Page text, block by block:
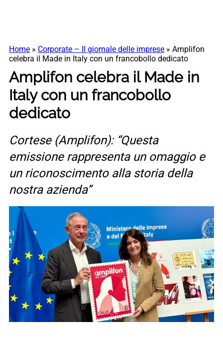
Home » Corporate – Il giornale delle imprese » Amplifon
celebra il Made in Italy con un francobollo dedicato
Amplifon celebra il Made in
Italy con un francobollo
dedicato
Cortese (Amplifon): “Questa
emissione rappresenta un omaggio e
un riconoscimento alla storia della
nostra azienda”